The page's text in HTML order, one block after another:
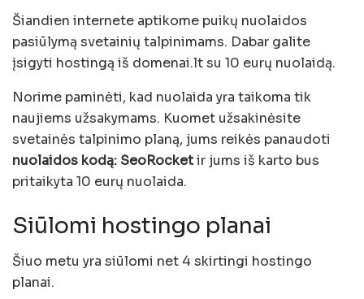
Šiandien internete aptikome puikų nuolaidos
pasiūlymą svetainių talpinimams. Dabar galite
įsigyti hostingą iš domenai.lt su 10 eurų nuolaidą.
Norime paminėti, kad nuolaida yra taikoma tik
naujiems užsakymams. Kuomet užsakinėsite
svetainės talpinimo planą, jums reikės panaudoti
nuolaidos kodą: SeoRocketir jums iš karto bus
pritaikyta 10 eurų nuolaida.
Siūlomi hostingo planai
Šiuo metu yra siūlomi net 4 skirtingi hostingo
planai.